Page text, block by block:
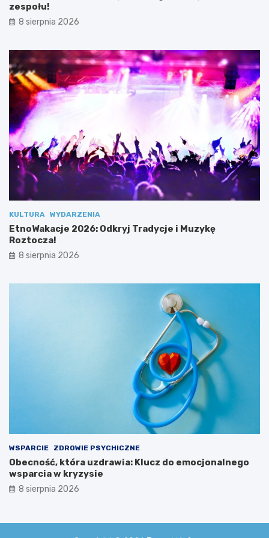
o
w
r
z
ł
a
2
.
!
zespołu!
8 sierpnia 2026
KULTURA WYDARZENIA
EtnoWakacje 2026: Odkryj Tradycje i Muzykę
Roztocza!
8 sierpnia 2026
WSPARCIE ZDROWIE PSYCHICZNE
Obecność, która uzdrawia: Klucz do emocjonalnego
wsparcia w kryzysie
8 sierpnia 2026